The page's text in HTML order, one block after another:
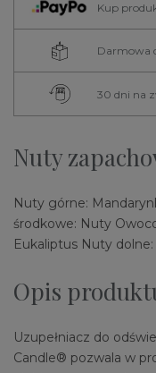
Kup
Darmowa
30 dni na
Nuty
Nuty górne:
środkowe: Nuty
Eukaliptus Nuty
Opis
Uzupełniacz do
Candle® pozwala w